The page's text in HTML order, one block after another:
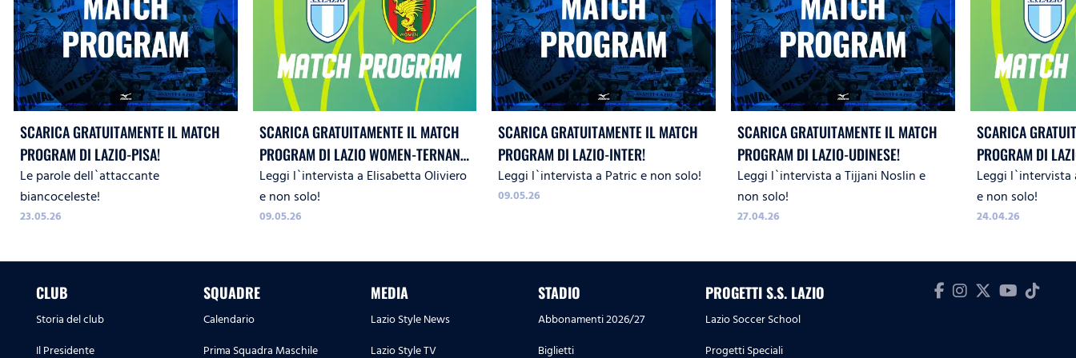
SCARICA GRATUITAMENTE IL MATCH
PROGRAM DI LAZIO-PISA!
Le parole dell`attaccante
biancoceleste!
23.05.26
SCARICA GRATUITAMENTE IL MATCH
PROGRAM DI LAZIO WOMEN-TERNANA
WOMEN!
Leggi l`intervista a Elisabetta Oliviero
e non solo!
09.05.26
SCARICA GRATUITAMENTE IL MATCH
PROGRAM DI LAZIO-INTER!
Leggi l`intervista a Patric e non solo!
09.05.26
SCARICA GRATUITAMENTE IL MATCH
PROGRAM DI LAZIO-UDINESE!
Leggi l`intervista a Tijjani Noslin e
non solo!
27.04.26
SCARICA
PROGRAM DI
SASSUOLO!
Leggi l`intervista
e non solo!
24.04.26
CLUB
Storia del club
Il Presidente
SQUADRE
Calendario
Prima Squadra Maschile
MEDIA
Lazio Style News
Lazio Style TV
STADIO
Abbonamenti 2026/27
Biglietti
PROGETTI S.S. LAZIO
Lazio Soccer School
Progetti Speciali